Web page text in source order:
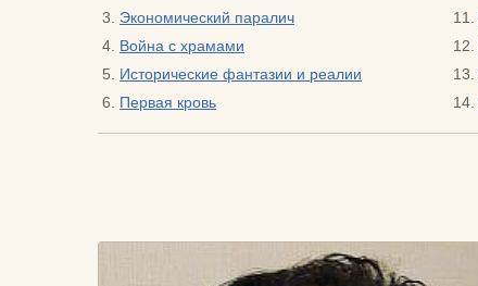
Экономический паралич
Война с храмами
Исторические фантазии и реалии
Первая кровь